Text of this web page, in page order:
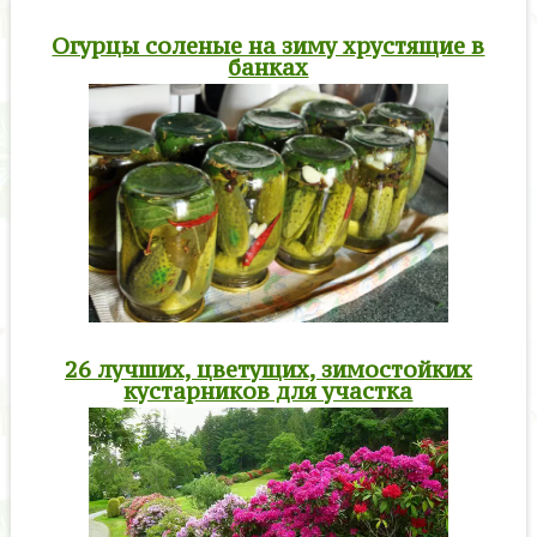
Огурцы соленые на зиму хрустящие в
банках
26 лучших, цветущих, зимостойких
кустарников для участка